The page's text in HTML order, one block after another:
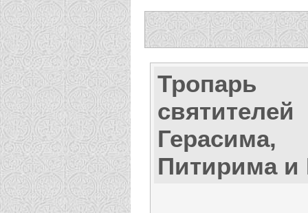
Тропарь
святителей
Герасима,
Питирима